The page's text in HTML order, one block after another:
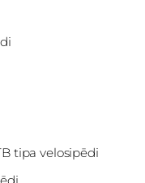
tipa velosipēdi